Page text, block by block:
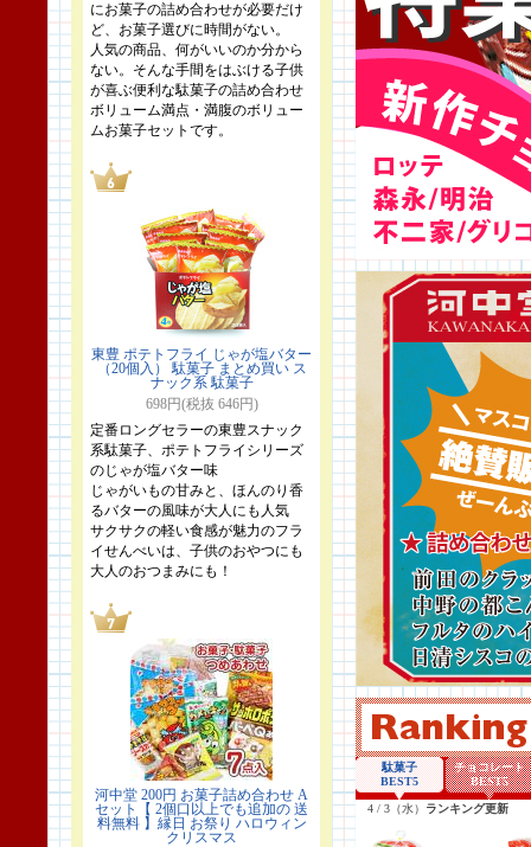
にお菓子の詰め合わせが必要だけ
ど、お菓子選びに時間がない。
人気の商品、何がいいのか分から
ない。そんな手間をはぶける子供
が喜ぶ便利な駄菓子の詰め合わせ
ボリューム満点・満腹のボリュー
ムお菓子セットです。
東豊 ポテトフライ じゃが塩バター
（20個入） 駄菓子 まとめ買い ス
ナック系 駄菓子
698円(税抜 646円)
定番ロングセラーの東豊スナック
系駄菓子、ポテトフライシリーズ
のじゃが塩バター味
じゃがいもの甘みと、ほんのり香
るバターの風味が大人にも人気
サクサクの軽い食感が魅力のフラ
イせんべいは、子供のおやつにも
大人のおつまみにも！
河中堂 200円 お菓子詰め合わせ A
セット【 2個口以上でも追加の 送
料無料 】縁日 お祭り ハロウィン
クリスマス